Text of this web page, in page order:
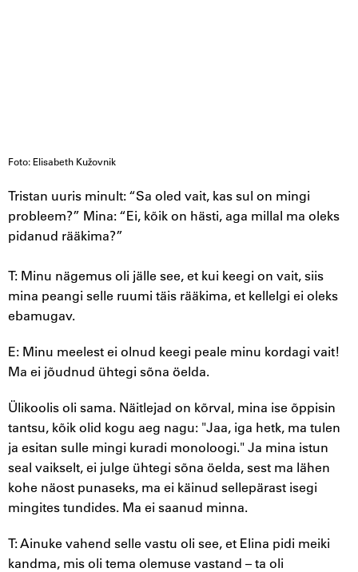
Foto: Elisabeth Kužovnik
Tristan uuris minult: “Sa oled vait, kas sul on mingi
probleem?” Mina: “Ei, kõik on hästi, aga millal ma oleks
pidanud rääkima?”
T: Minu nägemus oli jälle see, et kui keegi on vait, siis
mina peangi selle ruumi täis rääkima, et kellelgi ei oleks
ebamugav.
E: Minu meelest ei olnud keegi peale minu kordagi vait!
Ma ei jõudnud ühtegi sõna öelda.
Ülikoolis oli sama. Näitlejad on kõrval, mina ise õppisin
tantsu, kõik olid kogu aeg nagu: "Jaa, iga hetk, ma tulen
ja esitan sulle mingi kuradi monoloogi." Ja mina istun
seal vaikselt, ei julge ühtegi sõna öelda, sest ma lähen
kohe näost punaseks, ma ei käinud sellepärast isegi
mingites tundides. Ma ei saanud minna.
T: Ainuke vahend selle vastu oli see, et Elina pidi meiki
kandma, mis oli tema olemuse vastand – ta oli